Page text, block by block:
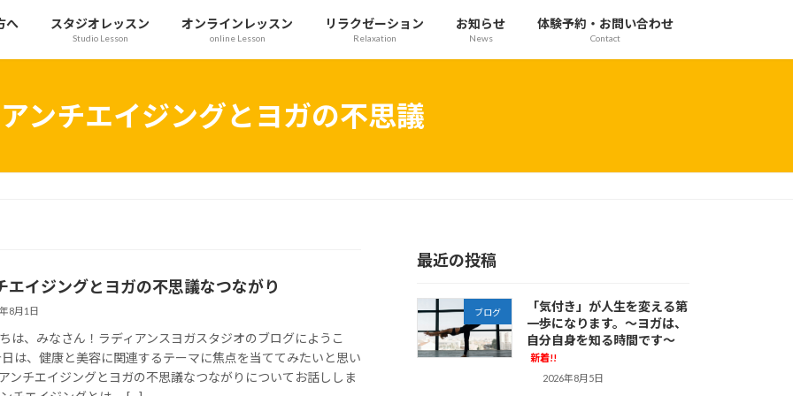
へ スタジオレッスン
Studio Lesson
オンラインレッスン
online Lesson
リラクゼーション
Relaxation
お知らせ
News
体験予約・お問い合わせ
Contact
ンチエイジングとヨガの不思議
エイジングとヨガの不思議なつながり
8月1日
は、みなさん！ラディアンスヨガスタジオのブログにようこ
は、健康と美容に関連するテーマに焦点を当ててみたいと思い
ンチエイジングとヨガの不思議なつながりについてお話ししま
最近の投稿
ブログ
「気付き」が人生を変える第
一歩になります。～ヨガは、
自分自身を知る時間です～
新着!!
2026年8月5日